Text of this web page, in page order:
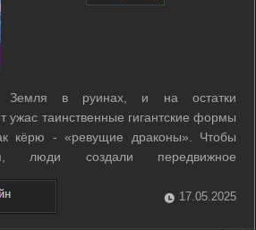
Земля в руинах, и на остатки
ужас таинственные гигантские формы
кёрю - «ревущие драконы». Чтобы
люди создали передвижное
названное Плантацией,
юные пилоты роботов Франкс.
которой живут эти дети, - ...
17.05.2025